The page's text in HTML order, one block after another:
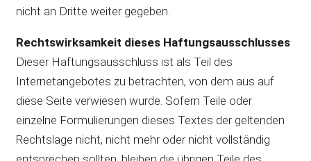
nicht an Dritte weiter gegeben.
Rechtswirksamkeit dieses Haftungsausschlusses
Dieser Haftungsausschluss ist als Teil des
Internetangebotes zu betrachten, von dem aus auf
diese Seite verwiesen wurde. Sofern Teile oder
einzelne Formulierungen dieses Textes der geltenden
Rechtslage nicht, nicht mehr oder nicht vollständig